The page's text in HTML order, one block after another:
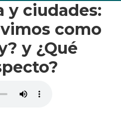
y ciudades:
como
y ¿Qué